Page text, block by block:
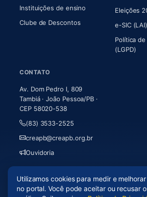
Instituições de ensino
Clube de Descontos
Eleições
e-SIC (LAI)
Política
(LGPD)
CONTATO
Av. Dom Pedro I, 809
Tambiá · João Pessoa/PB ·
CEP 58020-538
(83) 3533-2525
creapb@creapb.org.br
Ouvidoria
© 2026 CREA-PB · Todos os direitos
Acessibilidade
Mapa do site· LGPD
Utilizamos cookies para medir e
no portal. Você pode aceitar ou recusar